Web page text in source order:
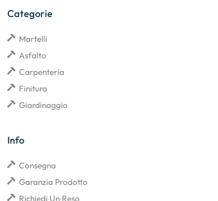
Categorie
Martelli
Asfalto
Carpenteria
Finitura
Giardinaggio
Info
Consegna
Garanzia Prodotto
Richiedi Un Reso